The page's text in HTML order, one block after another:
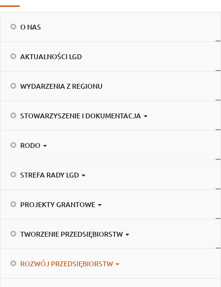
O NAS
AKTUALNOŚCI LGD
WYDARZENIA Z REGIONU
STOWARZYSZENIE I DOKUMENTACJA
RODO
STREFA RADY LGD
PROJEKTY GRANTOWE
TWORZENIE PRZEDSIĘBIORSTW
ROZWÓJ PRZEDSIĘBIORSTW